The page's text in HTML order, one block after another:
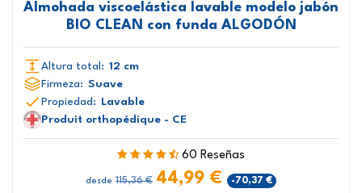
Almohada viscoelástica lavable modelo jabón
BIO CLEAN con funda ALGODÓN
Altura total: 12 cm
Firmeza: Suave
Propiedad:
Lavable
Produit orthopédique - CE
60 Reseñas
desde 115,36 € 44,99 € -70,37 €